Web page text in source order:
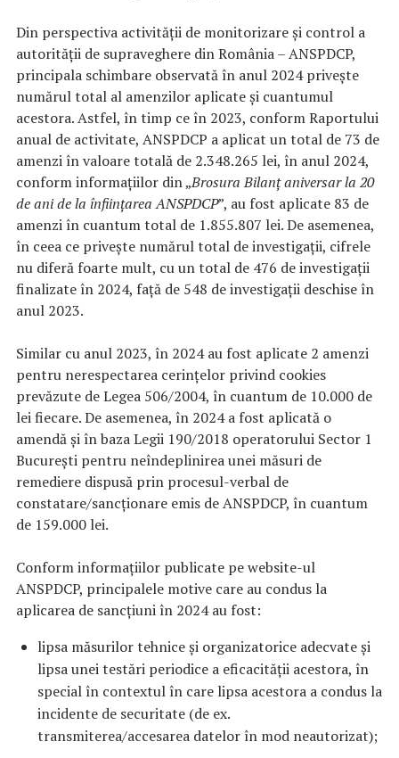
Din perspectiva activității de monitorizare și control a
autorității de supraveghere din România – ANSPDCP,
principala schimbare observată în anul 2024 privește
numărul total al amenzilor aplicate și cuantumul
acestora. Astfel, în timp ce în 2023, conform Raportului
anual de activitate, ANSPDCP a aplicat un total de 73 de
amenzi în valoare totală de 2.348.265 lei, în anul 2024,
conform informațiilor din „Brosura Bilanț aniversar la 20
de ani de la înființarea ANSPDCP”, au fost aplicate 83 de
amenzi în cuantum total de 1.855.807 lei. De asemenea,
în ceea ce privește numărul total de investigații, cifrele
nu diferă foarte mult, cu un total de 476 de investigații
finalizate în 2024, față de 548 de investigații deschise în
anul 2023.
Similar cu anul 2023, în 2024 au fost aplicate 2 amenzi
pentru nerespectarea cerințelor privind cookies
prevăzute de Legea 506/2004, în cuantum de 10.000 de
lei fiecare. De asemenea, în 2024 a fost aplicată o
amendă și în baza Legii 190/2018 operatorului Sector 1
București pentru neîndeplinirea unei măsuri de
remediere dispusă prin procesul-verbal de
constatare/sancționare emis de ANSPDCP, în cuantum
de 159.000 lei.
Conform informațiilor publicate pe website-ul
ANSPDCP, principalele motive care au condus la
aplicarea de sancțiuni în 2024 au fost:
lipsa măsurilor tehnice și organizatorice adecvate și
lipsa unei testări periodice a eficacității acestora, în
special în contextul în care lipsa acestora a condus la
incidente de securitate (de ex.
transmiterea/accesarea datelor în mod neautorizat);